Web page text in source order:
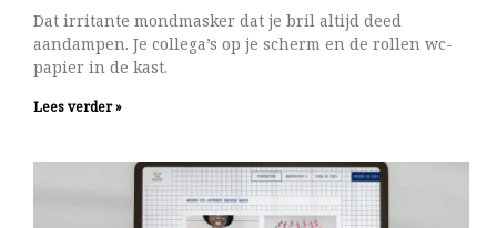
Dat irritante mondmasker dat je bril altijd deed
aandampen. Je collega’s op je scherm en de rollen wc-
papier in de kast.
Lees verder »